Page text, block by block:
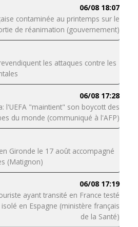
06/08 18:07
contaminée au printemps sur le
de réanimation (gouvernement)
les attaques contre les
06/08 17:28
l'UEFA "maintient" son boycott des
du monde (communiqué à l'AFP)
Gironde le 17 août accompagné
(Matignon)
06/08 17:19
ayant transité en France testé
en Espagne (ministère français
de la Santé)